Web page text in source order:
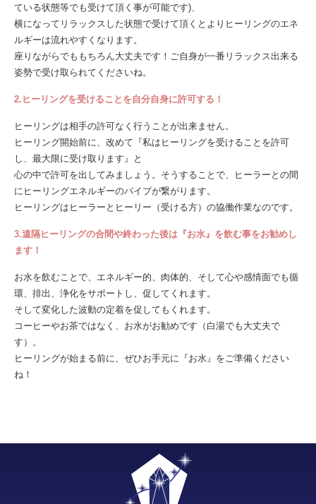
ている状態等でも受けて頂く事が可能です)、
横になってリラックスした状態で受けて頂くとよりヒーリングのエネ
ルギーは流れやすくなります。
座りながらでももちろん大丈夫です！ご自身が一番リラックス出来る
姿勢で受け取られてくださいね。
2.ヒーリングを受けることを自分自身に許可する！
ヒーリングは相手の許可なく行うことが出来ません。
ヒーリング開始前に、改めて『私はヒーリングを受けることを許可
し、最大限に受け取ります』と
心の中で許可を出してみましょう。そうすることで、ヒーラーとの間
にヒーリングエネルギーのパイプが繋がります。
ヒーリングはヒーラーとヒーリー（受ける方）の協働作業なのです。
3.遠隔ヒーリングの合間や終わった後は『お水』を飲む事をお勧めし
ます！
お水を飲むことで、エネルギー的、肉体的、そして心や感情面でも循
環、排出、浄化をサポートし、促してくれます。
そして変化した波動の定着を促してもくれます。
コーヒーやお茶ではなく、お水がお勧めです（白湯でも大丈夫で
す）。
ヒーリングが始まる前に、ぜひお手元に『お水』をご準備ください
ね！